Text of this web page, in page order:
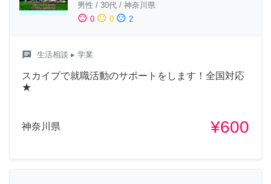
男性 / 30代 / 神奈川県
sentiment_satisfied 0 sentiment_neutral 0 sentiment_dissatisfied 2
chat 生活相談 ▸ 学業
スカイプで就職活動のサポートをします！全国対応
★
神奈川県 ¥600